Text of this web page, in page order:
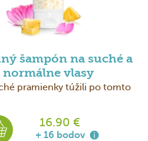
šampón na suché a
normálne vlasy
pramienky túžili po tomto
16.90 €
+ 16 bodov